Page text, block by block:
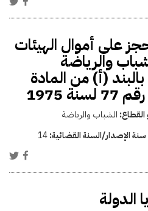
على أموال الهيئات
والرياضة
(أ) من المادة
القطاع: الشباب والرياضة
سنة الإصدار/السنة القضائية:14
الدولة